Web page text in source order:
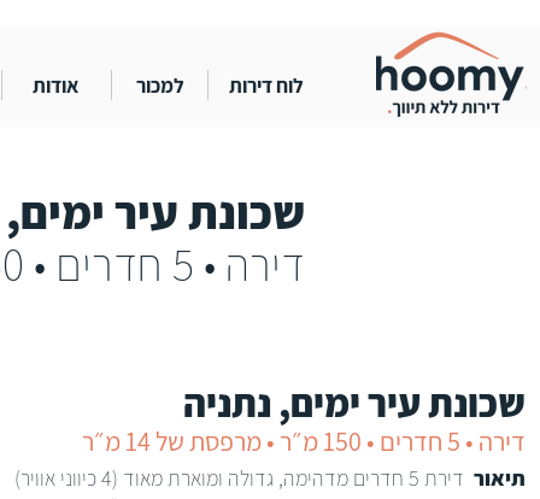
לוח דירות למכור אודות
שכונת עיר
דירה • 5 חדרים • 150 מ״ר • מרפסת של 14 מ״ר
שכונת עיר ימים, נתניה
דירה • 5 חדרים • 150 מ״ר • מרפסת של 14 מ״ר
דירת 5 חדרים מדהימה, גדולה ומוארת מאוד (4 כיווני אוויר)
תיאור